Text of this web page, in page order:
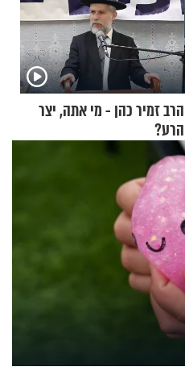
הרב זמיר כהן - מי אתה, יצר
הרע?